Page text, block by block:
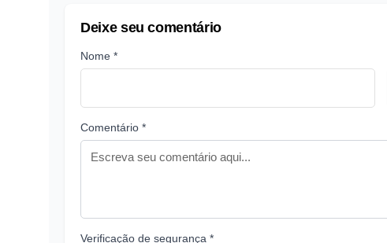
Deixe seu comentário
Nome *
Comentário *
Verificação de segurança *